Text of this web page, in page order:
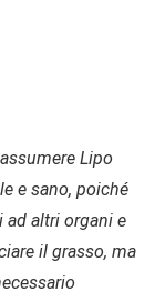
Lipo
e sano, poiché
altri organi e
il grasso, ma